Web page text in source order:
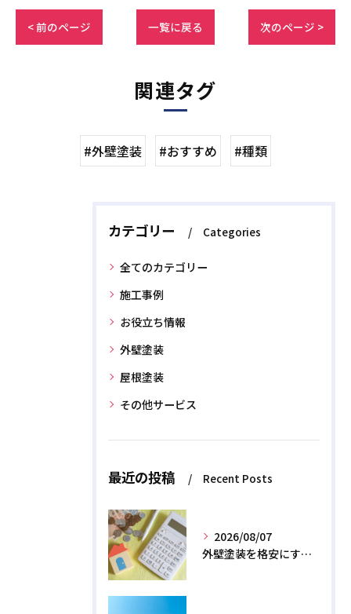
< 前のページ 一覧に戻る 次のページ >
関連タグ
#外壁塗装 #おすすめ #種類
カテゴリー Categories
全てのカテゴリー
施工事例
お役立ち情報
外壁塗装
屋根塗装
その他サービス
最近の投稿 Recent Posts
2026/08/07
外壁塗装を格安にする裏ワザ！専門店に直接頼むと数十万浮く？